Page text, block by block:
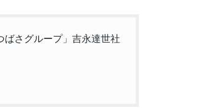
さグループ」吉永達世社